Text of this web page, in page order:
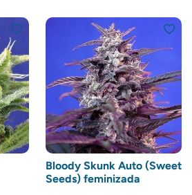
Bloody Skunk Auto (Sweet
Seeds) feminizada